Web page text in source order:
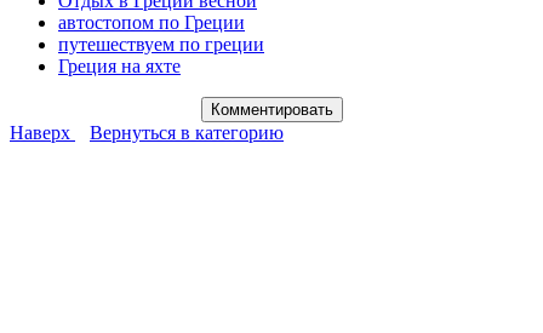
автостопом по Греции
путешествуем по греции
Греция на яхте
Наверх Вернуться в категорию